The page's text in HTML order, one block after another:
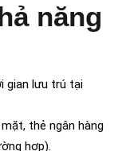
năng
gian lưu trú tại
thẻ ngân hàng
hợp).